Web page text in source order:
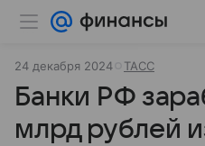
24 декабря 2024 ТАСС
Банки РФ
млрд рублей